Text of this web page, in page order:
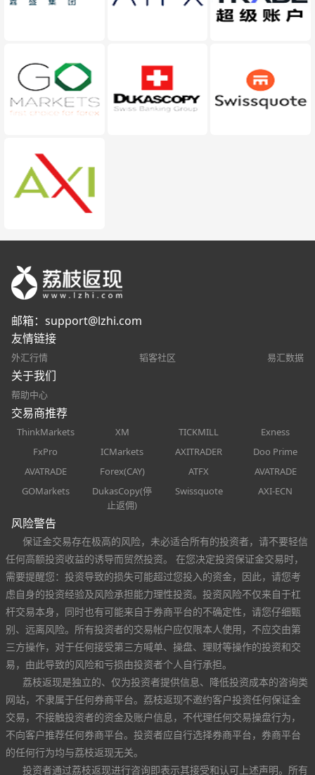
邮箱： support@lzhi.com
友情链接
外汇行情 韬客社区 易汇数据
关于我们
帮助中心
交易商推荐
ThinkMarkets XM TICKMILL
Exness
FxPro
ICMarkets AXITRADER
Doo Prime
AVATRADE
Forex(CAY) ATFX
AVATRADE
GOMarkets
DukasCopy(停
止返佣)
Swissquote AXI-ECN
风险警告
保证金交易存在极高的风险，未必适合所有的投资者，请不要轻信
任何高额投资收益的诱导而贸然投资。 在您决定投资保证金交易时，
需要提醒您：投资导致的损失可能超过您投入的资金，因此，请您考
虑自身的投资经验及风险承担能力理性投资。投资风险不仅来自于杠
杆交易本身，同时也有可能来自于券商平台的不确定性，请您仔细甄
别、远离风险。所有投资者的交易帐户应仅限本人使用，不应交由第
三方操作，对于任何接受第三方喊单、操盘、理财等操作的投资和交
易，由此导致的风险和亏损由投资者个人自行承担。
荔枝返现是独立的、仅为投资者提供信息、降低投资成本的咨询类
网站，不隶属于任何券商平台。荔枝返现不邀约客户投资任何保证金
交易，不接触投资者的资金及账户信息，不代理任何交易操盘行为，
不向客户推荐任何券商平台。投资者应自行选择券商平台，券商平台
的任何行为均与荔枝返现无关。
投资者通过荔枝返现进行咨询即表示其接受和认可上述声明。所有